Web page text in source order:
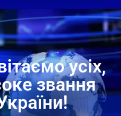
усіх,
звання